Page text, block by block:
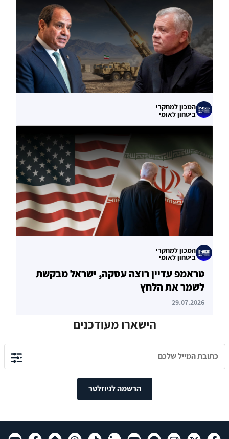
04.08.2026
המכון למחקרי
ביטחון לאומי
מדוע ירדן ומצרים מכילות את התקיפות
האיראניות בשטחן?
02.08.2026
המכון למחקרי
ביטחון לאומי
טראמפ עדיין רוצה עסקה, ישראל מבקשת
לשמר את הלחץ
29.07.2026
הישארו מעודכנים
הרשמה לניוזלטר